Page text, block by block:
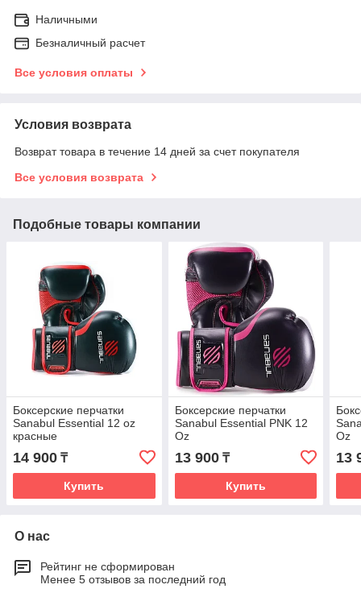
Наличными
Безналичный расчет
Все условия оплаты
Условия возврата
Возврат товара в течение 14 дней за счет покупателя
Все условия возврата
Подобные товары компании
Боксерские перчатки
Sanabul Essential 12 oz
красные
14 900 ₸
Купить
Боксерские перчатки
Sanabul Essential PNK 12
Oz
13 900₸
Купить
Oz
13
О нас
Рейтинг не сформирован
Менее 5 отзывов за последний год